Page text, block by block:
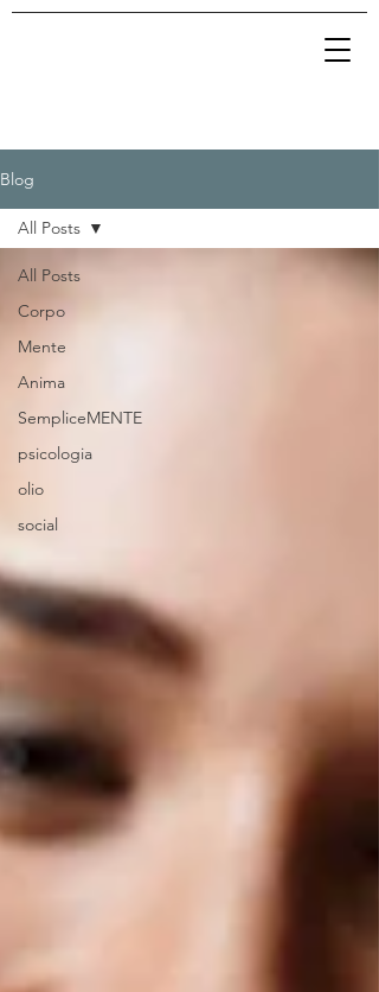
Blog
All Posts
Corpo
Mente
Anima
SempliceMENTE
psicologia
olio
social
All Posts